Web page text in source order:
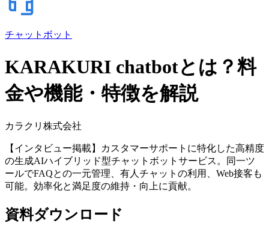
チャットボット
KARAKURI chatbotとは？料
金や機能・特徴を解説
カラクリ株式会社
【インタビュー掲載】カスタマーサポートに特化した高精度
の生成AIハイブリッド型チャットボットサービス。同一ツ
ールでFAQとの一元管理、有人チャットの利用、Web接客も
可能。効率化と満足度の維持・向上に貢献。
資料ダウンロード